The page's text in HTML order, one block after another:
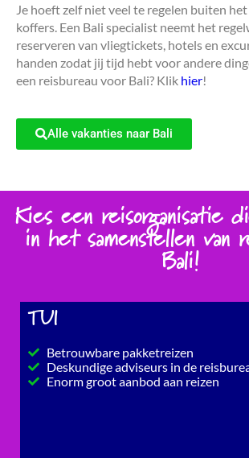
Je hoeft zelf niet veel te regelen buiten
koffers. Een Bali specialist neemt het
reserveren van vliegtickets, hotels en
handen zodat jij tijd hebt voor andere
een reisbureau voor Bali? Klik hier!
Alle vakanties naar Bali
Kies een reisorganisatie
in het samenstellen van
Bali!
TUI
Betrouwbare pakketreizen
Deskundige adviseurs in de
Enorm groot aanbod aan reizen